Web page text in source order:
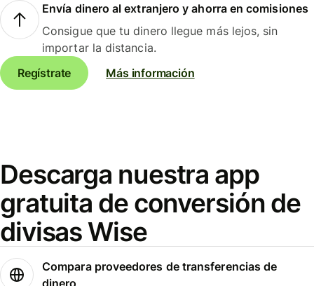
Envía dinero al extranjero y ahorra en comisiones
Consigue que tu dinero llegue más lejos, sin
importar la distancia.
Regístrate
Más información
Descarga nuestra app
gratuita de conversión de
divisas Wise
Compara proveedores de transferencias de